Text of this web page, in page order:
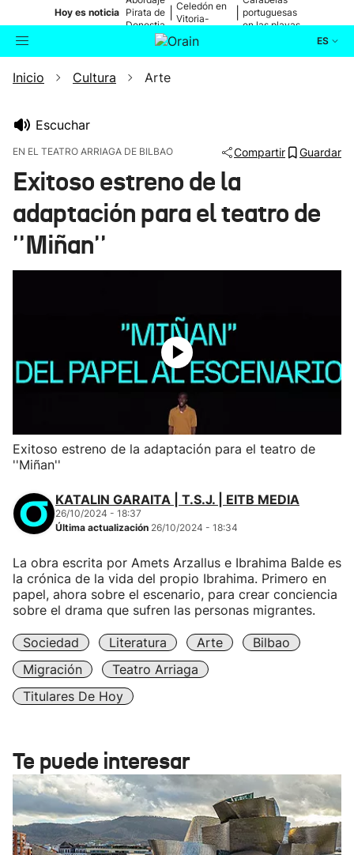
Hoy es noticia Pirata de
Donostia
Celedón en
Vitoria-
portuguesas
en las playas
ES
Buscador Actualidad
Ikusmiran
Inicio Cultura Arte
Escuchar
EN EL TEATRO ARRIAGA DE BILBAO Compartir Guardar
Exitoso estreno de la
adaptación para el teatro de
''Miñan''
Exitoso estreno de la adaptación para el teatro de
''Miñan''
KATALIN GARAITA | T.S.J. | EITB MEDIA
26/10/2024 - 18:37
Última actualización 26/10/2024 - 18:34
La obra escrita por Amets Arzallus e Ibrahima Balde es
la crónica de la vida del propio Ibrahima. Primero en
papel, ahora sobre el escenario, para crear conciencia
sobre el drama que sufren las personas migrantes.
Sociedad Literatura Arte
Bilbao
Migración
Teatro Arriaga
Titulares De Hoy
Te puede interesar